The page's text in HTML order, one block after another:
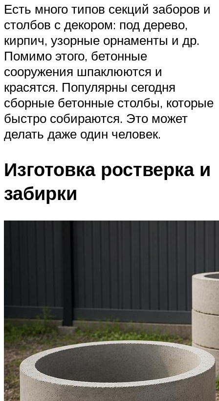
Есть много типов секций заборов и
столбов с декором: под дерево,
кирпич, узорные орнаменты и др.
Помимо этого, бетонные
сооружения шпаклюются и
красятся. Популярны сегодня
сборные бетонные столбы, которые
быстро собираются. Это может
делать даже один человек.
Изготовка ростверка и
забирки